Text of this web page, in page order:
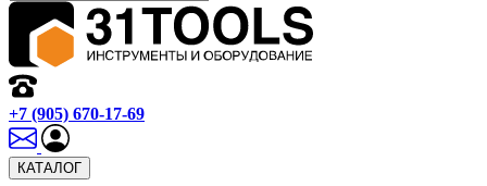
+7 (905) 670-17-69
КАТАЛОГ